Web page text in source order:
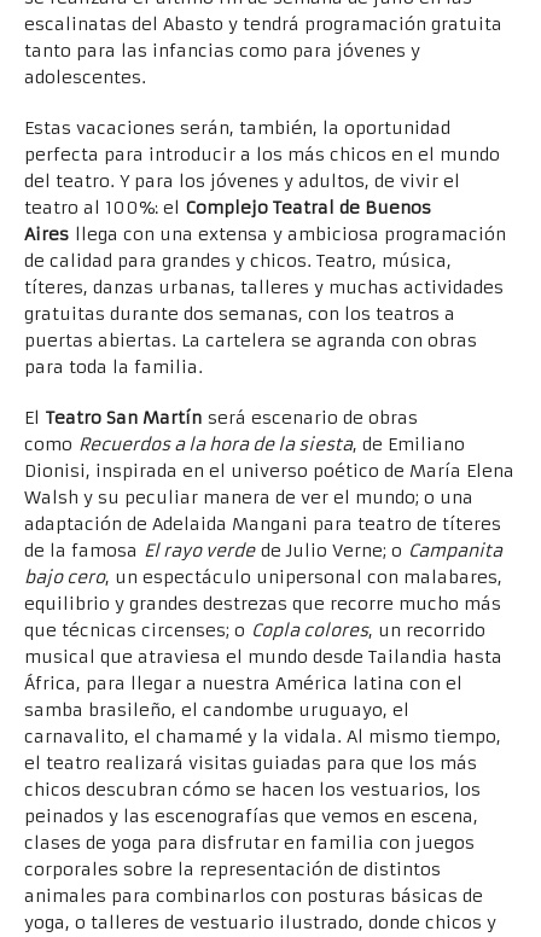
escalinatas del Abasto y tendrá programación gratuita
tanto para las infancias como para jóvenes y
adolescentes.
Estas vacaciones serán, también, la oportunidad
perfecta para introducir a los más chicos en el mundo
del teatro. Y para los jóvenes y adultos, de vivir el
teatro al 100%: el Complejo Teatral de Buenos
Aires llega con una extensa y ambiciosa programación
de calidad para grandes y chicos. Teatro, música,
títeres, danzas urbanas, talleres y muchas actividades
gratuitas durante dos semanas, con los teatros a
puertas abiertas. La cartelera se agranda con obras
para toda la familia.
El Teatro San Martín será escenario de obras
como Recuerdos a la hora de la siesta, de Emiliano
Dionisi, inspirada en el universo poético de María Elena
Walsh y su peculiar manera de ver el mundo; o una
adaptación de Adelaida Mangani para teatro de títeres
de la famosa El rayo verdede Julio Verne; o Campanita
bajo cero, un espectáculo unipersonal con malabares,
equilibrio y grandes destrezas que recorre mucho más
que técnicas circenses; o Copla colores, un recorrido
musical que atraviesa el mundo desde Tailandia hasta
África, para llegar a nuestra América latina con el
samba brasileño, el candombe uruguayo, el
carnavalito, el chamamé y la vidala. Al mismo tiempo,
el teatro realizará visitas guiadas para que los más
chicos descubran cómo se hacen los vestuarios, los
peinados y las escenografías que vemos en escena,
clases de yoga para disfrutar en familia con juegos
corporales sobre la representación de distintos
animales para combinarlos con posturas básicas de
yoga, o talleres de vestuario ilustrado, donde chicos y